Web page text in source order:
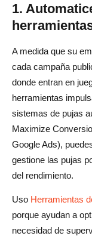
1.
A medida que su
cada campaña
donde entran en
herramientas
sistemas de pujas
Maximize
Google Ads),
gestione las pujas
del rendimiento.
Uso Herramientas
porque ayudan a
necesidad de